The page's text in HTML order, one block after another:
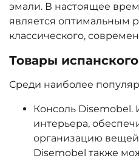
эмали. В настоящее
является оптимальным
классического,
Товары
Среди наиболее
Консоль
интерьера,
организацию
Disemobel также